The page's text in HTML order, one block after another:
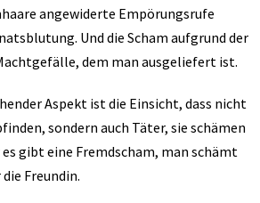
angewiderte Empörungsrufe
Und die Scham aufgrund der
dem man ausgeliefert ist.
Aspekt ist die Einsicht, dass nicht
sondern auch Täter, sie schämen
gibt eine Fremdscham, man schämt
Freundin.